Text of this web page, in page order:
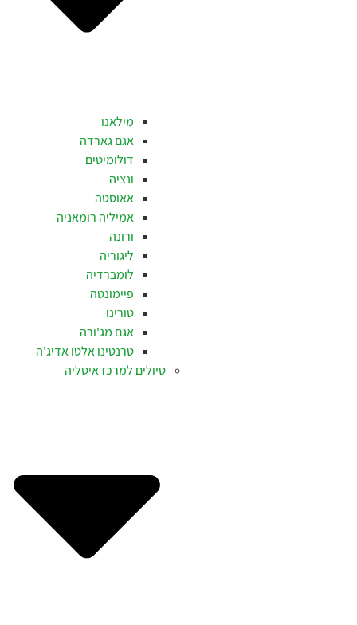
מילאנו
אגם גארדה
דולומיטים
ונציה
אאוסטה
אמיליה רומאניה
ורונה
ליגוריה
לומברדיה
פיימונטה
טורינו
אגם מג'ורה
טרנטינו אלטו אדיג'ה
טיולים למרכז איטליה